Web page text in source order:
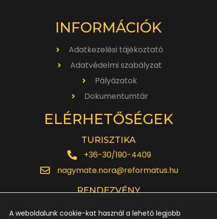
INFORMÁCIÓK
Adatkezelési tájékoztató
Adatvédelmi szabályzat
Pályázatok
Dokumentumtár
ELÉRHETŐSÉGEK
TURISZTIKA
+36-30/190-4409
nagymate.nora@reformatus.hu
RENDEZVÉNY
A weboldalunk cookie-kat használ a lehető legjobb